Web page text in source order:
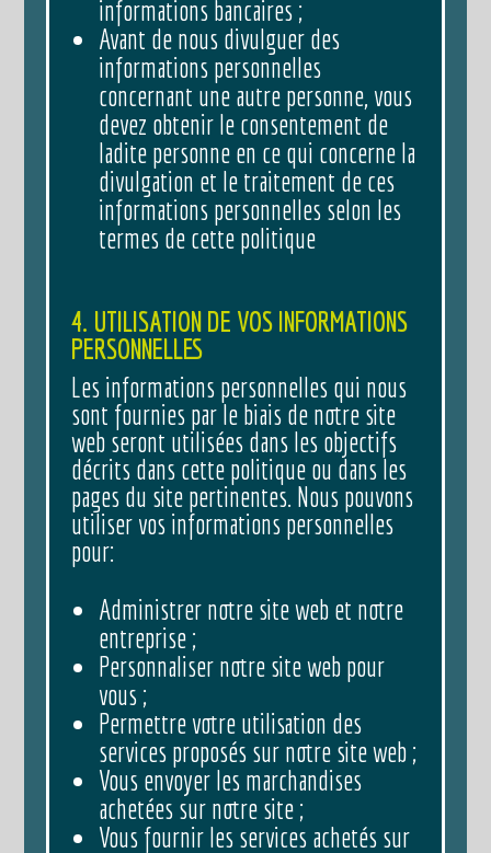
informations bancaires ;
Avant de nous divulguer des
informations personnelles
concernant une autre personne, vous
devez obtenir le consentement de
ladite personne en ce qui concerne la
divulgation et le traitement de ces
informations personnelles selon les
termes de cette politique
4. UTILISATION DE VOS INFORMATIONS
PERSONNELLES
Les informations personnelles qui nous
sont fournies par le biais de notre site
web seront utilisées dans les objectifs
décrits dans cette politique ou dans les
pages du site pertinentes. Nous pouvons
utiliser vos informations personnelles
pour:
Administrer notre site web et notre
entreprise ;
Personnaliser notre site web pour
vous ;
Permettre votre utilisation des
services proposés sur notre site web ;
Vous envoyer les marchandises
achetées sur notre site ;
Vous fournir les services achetés sur